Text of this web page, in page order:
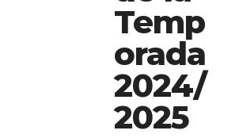
Temp
orada
2024/
2025